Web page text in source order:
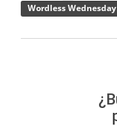
Wordless Wednesday